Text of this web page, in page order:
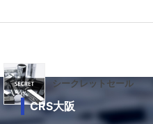
シークレットセール
CRS大阪